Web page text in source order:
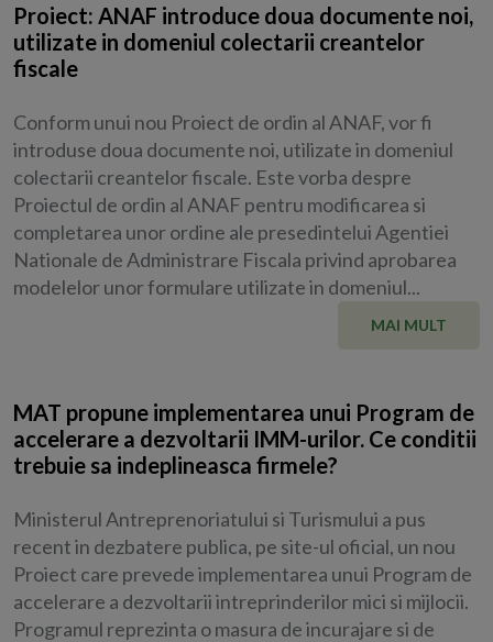
Proiect: ANAF introduce doua documente noi,
utilizate in domeniul colectarii creantelor
fiscale
Conform unui nou Proiect de ordin al ANAF, vor fi
introduse doua documente noi, utilizate in domeniul
colectarii creantelor fiscale. Este vorba despre
Proiectul de ordin al ANAF pentru modificarea si
completarea unor ordine ale presedintelui Agentiei
Nationale de Administrare Fiscala privind aprobarea
modelelor unor formulare utilizate in domeniul...
MAI MULT
MAT propune implementarea unui Program de
accelerare a dezvoltarii IMM-urilor. Ce conditii
trebuie sa indeplineasca firmele?
Ministerul Antreprenoriatului si Turismului a pus
recent in dezbatere publica, pe site-ul oficial, un nou
Proiect care prevede implementarea unui Program de
accelerare a dezvoltarii intreprinderilor mici si mijlocii.
Programul reprezinta o masura de incurajare si de